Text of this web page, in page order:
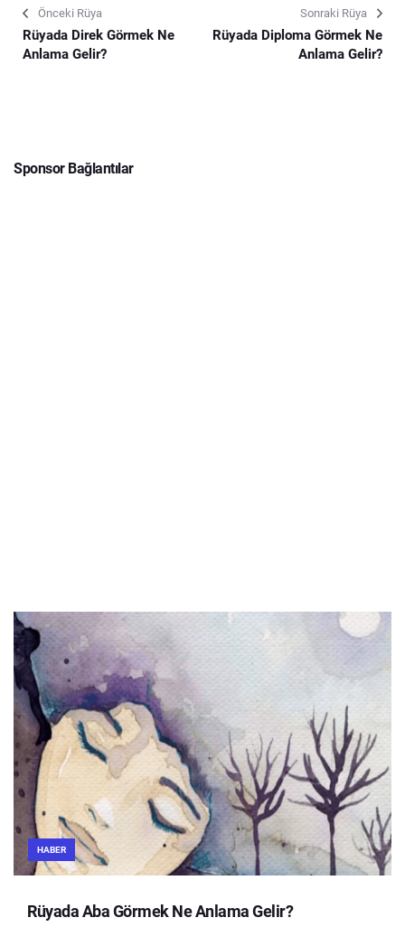
Önceki Rüya
Rüyada Direk Görmek Ne
Anlama Gelir?
Sonraki Rüya
Rüyada Diploma Görmek Ne
Anlama Gelir?
Sponsor Bağlantılar
HABER
Rüyada Aba Görmek Ne Anlama Gelir?